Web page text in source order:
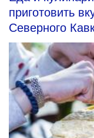
приготовить
Северного